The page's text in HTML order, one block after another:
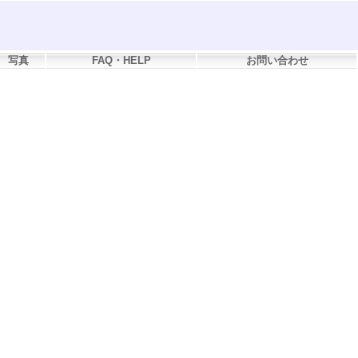
写真 FAQ・HELP お問い合わせ